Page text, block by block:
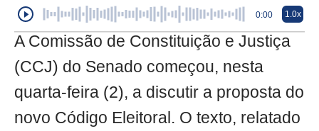
0:00 1.0x
A Comissão de Constituição e Justiça
(CCJ) do Senado começou, nesta
quarta-feira (2), a discutir a proposta do
novo Código Eleitoral. O texto, relatado